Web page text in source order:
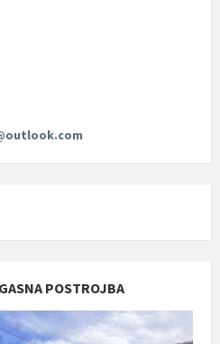
POSTROJBA